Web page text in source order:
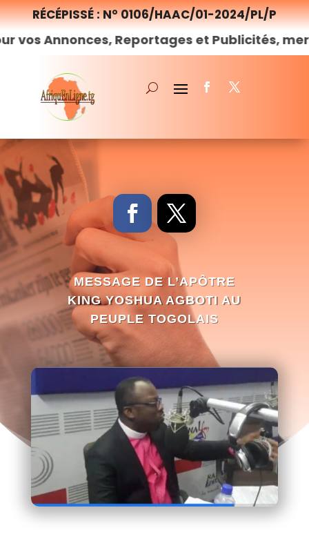
RÉCÉPISSÉ : N° 0106/HAAC/01-2024/PL/P
Reportages et Publicités, merci de
MESSAGE DE L’APÔTRE
KING YOSHUA AGBOTI AU
PEUPLE TOGOLAIS